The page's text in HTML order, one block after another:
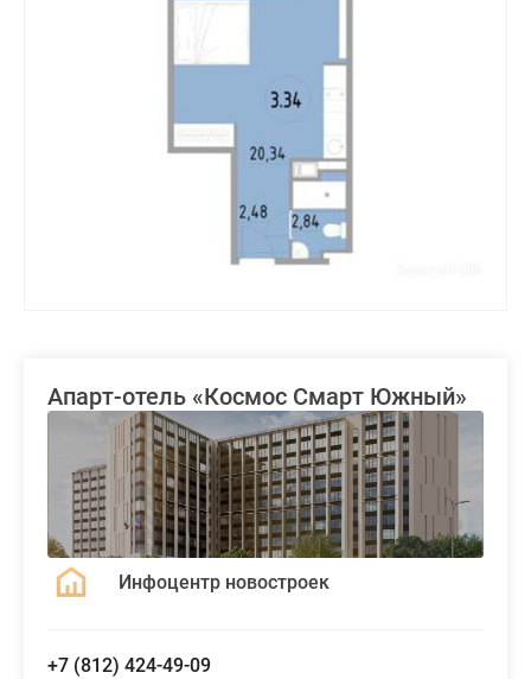
Апарт-отель «Космос Смарт Южный»
Инфоцентр новостроек
+7 (812) 424-49-09